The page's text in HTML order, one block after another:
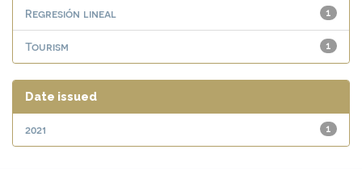
1
Regresión lineal
1
Tourism
Date issued
1
2021